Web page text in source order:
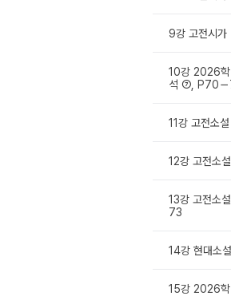
9강 고전시
10강 2026학
석 ⑦, P70－
11강 고전소
12강 고전
13강 고전소
73
14강 현대소
15강 2026학